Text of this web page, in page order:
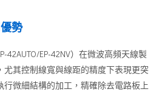
勢
42AUTO/EP-42NV）在微波高頻天線製
尤其控制線寬與線距的精度下表現更突
行微細結構的加工，精確除去電路板上